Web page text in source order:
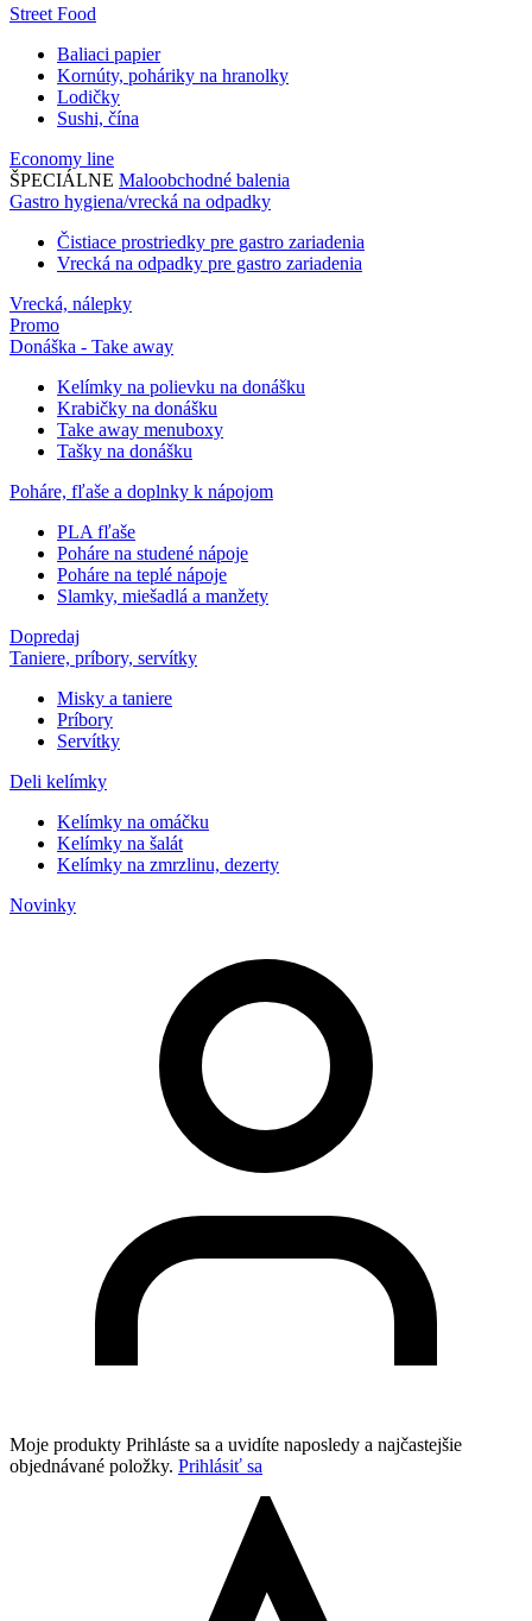
Street Food
Baliaci papier
Kornúty, poháriky na hranolky
Lodičky
Sushi, čína
Economy line
ŠPECIÁLNE Maloobchodné balenia
Gastro hygiena/vrecká na odpadky
Čistiace prostriedky pre gastro zariadenia
Vrecká na odpadky pre gastro zariadenia
Vrecká, nálepky
Promo
Donáška - Take away
Kelímky na polievku na donášku
Krabičky na donášku
Take away menuboxy
Tašky na donášku
Poháre, fľaše a doplnky k nápojom
PLA fľaše
Poháre na studené nápoje
Poháre na teplé nápoje
Slamky, miešadlá a manžety
Dopredaj
Taniere, príbory, servítky
Misky a taniere
Príbory
Servítky
Deli kelímky
Kelímky na omáčku
Kelímky na šalát
Kelímky na zmrzlinu, dezerty
Novinky
Moje produkty Prihláste sa a uvidíte naposledy a najčastejšie
objednávané položky. Prihlásiť sa